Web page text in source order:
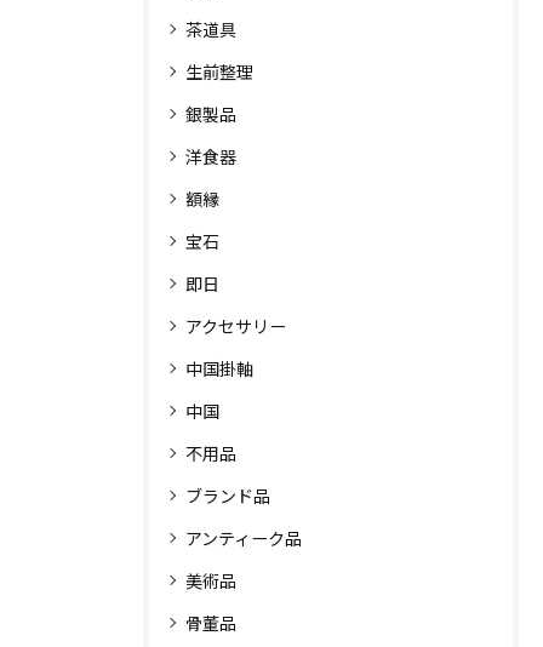
茶道具
生前整理
銀製品
洋食器
額縁
宝石
即日
アクセサリー
中国掛軸
中国
不用品
ブランド品
アンティーク品
美術品
骨董品